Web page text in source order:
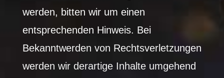
werden, bitten wir um einen
entsprechenden Hinweis. Bei
Bekanntwerden von Rechtsverletzungen
werden wir derartige Inhalte umgehend